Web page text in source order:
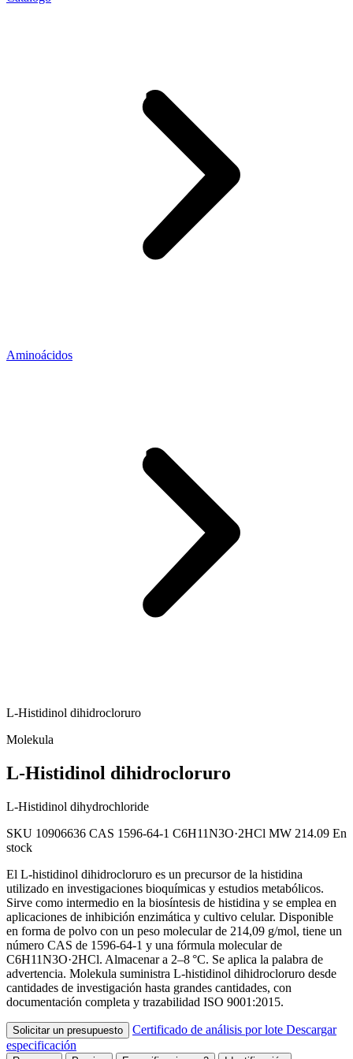
Aminoácidos
L-Histidinol dihidrocloruro
Molekula
L-Histidinol dihidrocloruro
L-Histidinol dihydrochloride
SKU 10906636 CAS 1596-64-1 C6H11N3O·2HCl MW 214.09 En
stock
El L-histidinol dihidrocloruro es un precursor de la histidina
utilizado en investigaciones bioquímicas y estudios metabólicos.
Sirve como intermedio en la biosíntesis de histidina y se emplea en
aplicaciones de inhibición enzimática y cultivo celular. Disponible
en forma de polvo con un peso molecular de 214,09 g/mol, tiene un
número CAS de 1596-64-1 y una fórmula molecular de
C6H11N3O·2HCl. Almacenar a 2–8 °C. Se aplica la palabra de
advertencia. Molekula suministra L-histidinol dihidrocloruro desde
cantidades de investigación hasta grandes cantidades, con
documentación completa y trazabilidad ISO 9001:2015.
Solicitar un presupuesto Certificado de análisis por lote Descargar
especificación